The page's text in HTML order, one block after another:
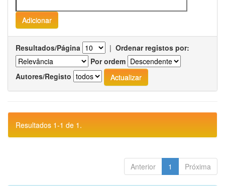
Resultados/Página | Ordenar registos por:
Por ordem
Autores/Registo
Resultados 1-1 de 1.
Anterior 1 Próxima